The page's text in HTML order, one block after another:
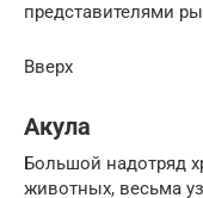
представителями
Вверх
Акула
Большой надотряд
животных, весьма